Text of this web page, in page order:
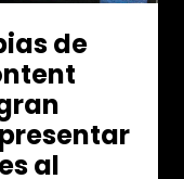
de
al